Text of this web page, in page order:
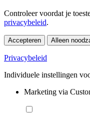
Controleer voordat je
privacybeleid.
Accepteren Alleen
Privacybeleid
Individuele instellingen
Marketing via